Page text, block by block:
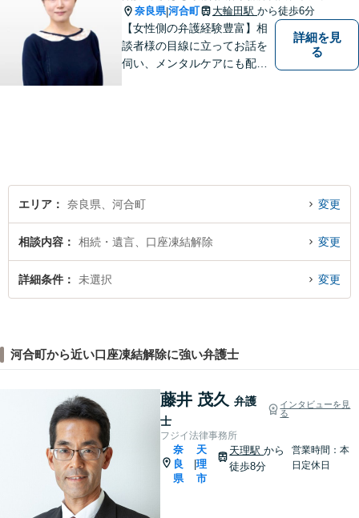
奈良県|河合町 大輪田駅 から徒歩6分
【女性側の弁護経験豊富】相
談者様の目線に立ってお話を
伺い、メンタルケアにも配慮
詳細を見
る
エリア 奈良県、河合町 変更
相談内容 相続・遺言、口座凍結解除 変更
詳細条件 未選択 変更
河合町から近い口座凍結解除に強い弁護士
藤井 茂久 弁護
士
インタビューを見
る
フジイ法律事務所
奈
良
県
天
理
市
天理駅から
徒歩8分
営業時間：本
日定休日